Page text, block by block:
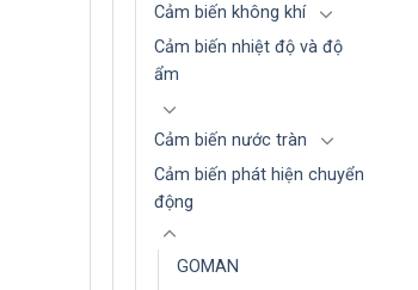
Cảm biến không khí
Cảm biến nhiệt độ và độ
ẩm
Cảm biến nước tràn
Cảm biến phát hiện chuyển
động
GOMAN